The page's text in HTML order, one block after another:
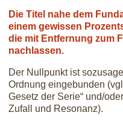
Die Titel nahe dem
einem gewissen
die mit Entfernung zum
nachlassen.
Der Nullpunkt ist
Ordnung eingebunden
Gesetz der Serie“ und/
Zufall und Resonanz).